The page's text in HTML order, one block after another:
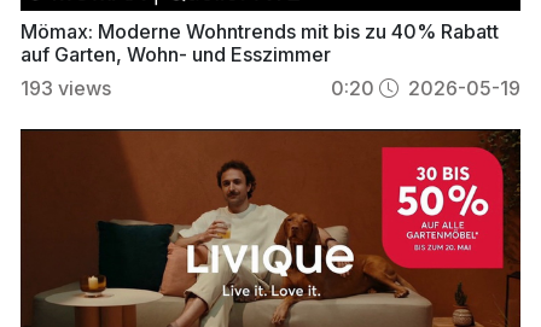
Mömax: Moderne Wohntrends mit bis zu 40% Rabatt
auf Garten, Wohn- und Esszimmer
193 views 0:20 2026-05-19